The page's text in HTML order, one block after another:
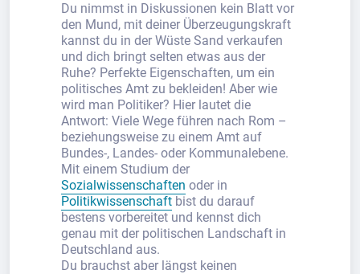
Du nimmst in Diskussionen kein Blatt vor
den Mund, mit deiner Überzeugungskraft
kannst du in der Wüste Sand verkaufen
und dich bringt selten etwas aus der
Ruhe? Perfekte Eigenschaften, um ein
politisches Amt zu bekleiden! Aber wie
wird man Politiker? Hier lautet die
Antwort: Viele Wege führen nach Rom –
beziehungsweise zu einem Amt auf
Bundes-, Landes- oder Kommunalebene.
Mit einem Studium der
Sozialwissenschaften oder in
Politikwissenschaft bist du darauf
bestens vorbereitet und kennst dich
genau mit der politischen Landschaft in
Deutschland aus.
Du brauchst aber längst keinen